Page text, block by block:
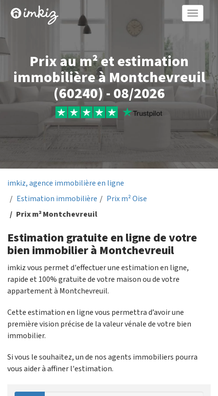
Toggle
Prix au m² et estimation
immobilière à Montchevreuil
(60240) - 08/2026
imkiz, agence immobilière en ligne
Estimation immobilière
Prix m² Oise
Prix m² Montchevreuil
Estimation gratuite en ligne de votre
bien immobilier à Montchevreuil
imkiz vous permet d'effectuer une estimation en ligne,
rapide et 100% gratuite de votre maison ou de votre
appartement à Montchevreuil.
Cette estimation en ligne vous permettra d’avoir une
première vision précise de la valeur vénale de votre bien
immobilier.
Si vous le souhaitez, un de nos agents immobiliers pourra
vous aider à affiner l'estimation.